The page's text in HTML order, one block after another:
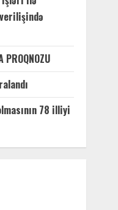
PROQNOZU
78 illiyi